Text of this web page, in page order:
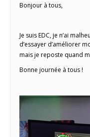
Bonjour à tous,
Je suis EDC, je n’ai
d’essayer d’améliorer
mais je reposte quand
Bonne journée à tous !